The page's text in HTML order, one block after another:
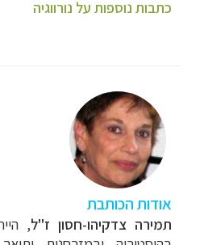
כתבות נוספות על נורווגיה
אודות הכותבת
תמירה צדקיהו-חסון ז"ל,